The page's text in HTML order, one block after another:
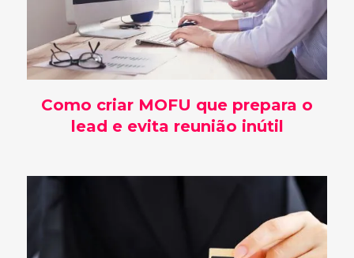
Como criar MOFU que prepara o
lead e evita reunião inútil